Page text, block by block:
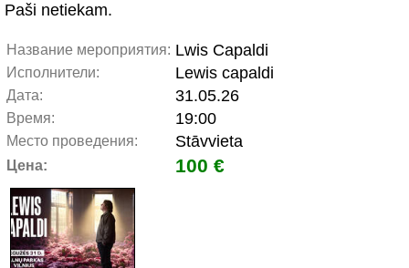
Paši netiekam.
Название мероприятия: Lwis Capaldi
Исполнители: Lewis capaldi
Дата: 31.05.26
Время: 19:00
Место проведения: Stāvvieta
Цена: 100 €